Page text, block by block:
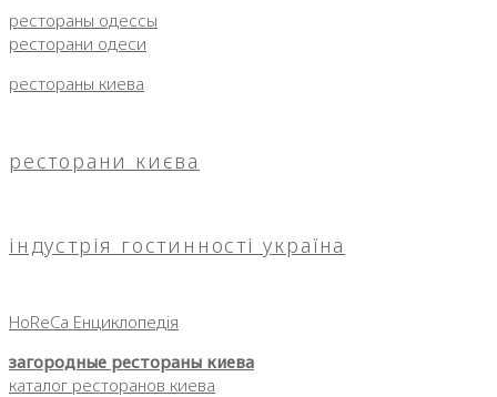
рестораны одессы
ресторани одеси
рестораны киева
ресторани києва
індустрія гостинності україна
HoReCa Енциклопедія
загородные рестораны киева
каталог ресторанов киева